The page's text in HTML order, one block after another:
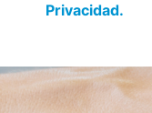
Privacidad.